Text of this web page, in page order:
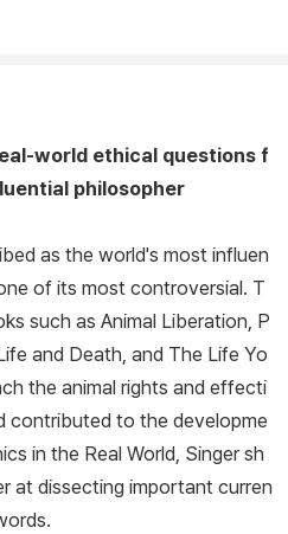
에 쓴 “기근, 풍요, 도덕(Famine,
널리 재인쇄된 철학 에세이 중
헤겔』, 카타지나 드 라자리-라덱과
책을 썼다. 그가 쓴 50권 이상의 저
번역되어 사회활동가들의 근거가
법률에 반영되며 전 세계적인 영향
등 문제를 다룬 피터 싱어의 철학
으로 이어졌다. 싱어는 또 글로벌
게 실질적인 지침을 제공하기 위해
You Can Save를 설립했는데, 이
츠, 멀린다 게이츠가 시작한 자선
world ethical questions f
philosopher
as the world's most influen
of its most controversial. T
such as Animal Liberation, P
and Death, and The Life Yo
the animal rights and effecti
contributed to the developme
in the Real World, Singer sh
at dissecting important curren